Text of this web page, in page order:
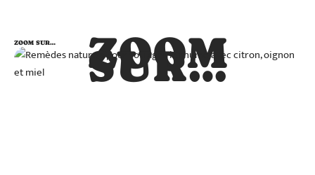
ZOOM
SUR…
ZOOM SUR…